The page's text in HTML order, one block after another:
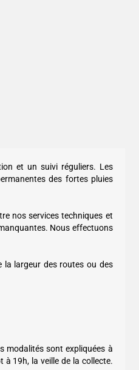
et un suivi réguliers. Les
des fortes pluies
nos services techniques et
Nous effectuons
la largeur des routes ou des
modalités sont expliquées à
à 19h, la veille de la collecte.